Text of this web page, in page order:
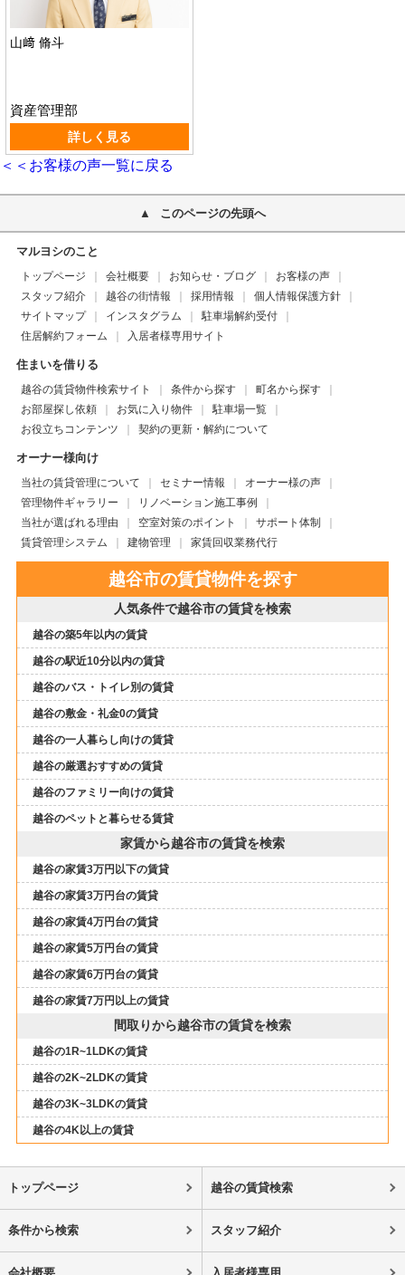
山﨑 脩斗
資産管理部
詳しく見る
＜＜お客様の声一覧に戻る
このページの先頭へ
マルヨシのこと
トップページ 会社概要 お知らせ・ブログ
お客様の声
スタッフ紹介
越谷の街情報 採用情報
個人情報保護方針
サイトマップ
インスタグラム
駐車場解約受付
住居解約フォーム
入居者様専用サイト
住まいを借りる
越谷の賃貸物件検索サイト 条件から探す
町名から探す
お部屋探し依頼
お気に入り物件
駐車場一覧
お役立ちコンテンツ
契約の更新・解約について
オーナー様向け
当社の賃貸管理について セミナー情報
オーナー様の声
管理物件ギャラリー
リノベーション施工事例
当社が選ばれる理由
空室対策のポイント
サポート体制
賃貸管理システム
建物管理 家賃回収業務代行
越谷市の賃貸物件を探す
人気条件で越谷市の賃貸を検索
越谷の築5年以内の賃貸
越谷の駅近10分以内の賃貸
越谷のバス・トイレ別の賃貸
越谷の敷金・礼金0の賃貸
越谷の一人暮らし向けの賃貸
越谷の厳選おすすめの賃貸
越谷のファミリー向けの賃貸
越谷のペットと暮らせる賃貸
家賃から越谷市の賃貸を検索
越谷の家賃3万円以下の賃貸
越谷の家賃3万円台の賃貸
越谷の家賃4万円台の賃貸
越谷の家賃5万円台の賃貸
越谷の家賃6万円台の賃貸
越谷の家賃7万円以上の賃貸
間取りから越谷市の賃貸を検索
越谷の1R~1LDKの賃貸
越谷の2K~2LDKの賃貸
越谷の3K~3LDKの賃貸
越谷の4K以上の賃貸
トップページ 越谷の賃貸検索
条件から検索 スタッフ紹介